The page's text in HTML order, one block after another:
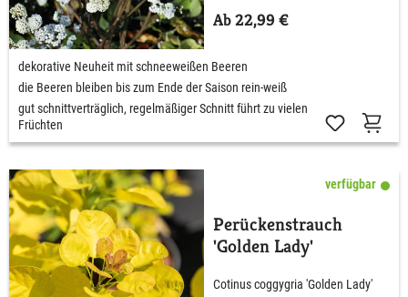
Ab 22,99 €
dekorative Neuheit mit schneeweißen Beeren
die Beeren bleiben bis zum Ende der Saison rein-weiß
gut schnittverträglich, regelmäßiger Schnitt führt zu vielen
Früchten
verfügbar
Perückenstrauch
'Golden Lady'
Cotinus coggygria 'Golden Lady'